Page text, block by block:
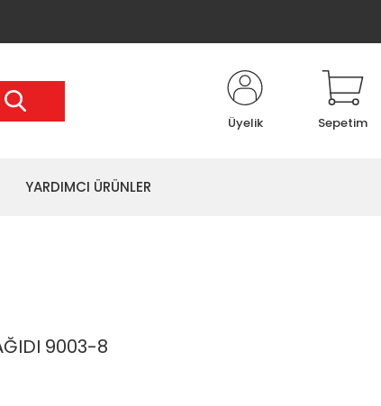
Üyelik Sepetim
YARDIMCI ÜRÜNLER
9003-8